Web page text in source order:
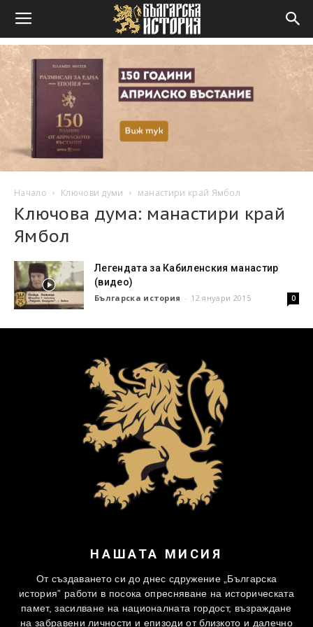
Начало Ключови думи манастири край Ямбол
Ключова дума: манастири край
Ямбол
Легендата за Кабиленския манастир
(видео)
Българска история - 12 януари 2015 0
НАШАТА МИСИЯ
От създаването си до днес сдружение „Българска
история” работи в посока опресняване на историческата
памет, засилване на националната гордост, възраждане
на забравени личности и епизоди от близкото и далечно